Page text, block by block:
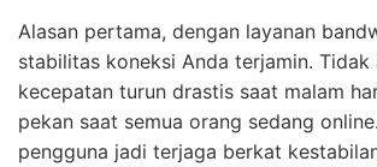
Alasan pertama, dengan layanan
stabilitas koneksi Anda terjamin. Tidak
kecepatan turun drastis saat malam
pekan saat semua orang sedang
pengguna jadi terjaga berkat